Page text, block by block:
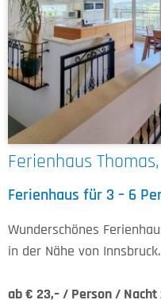
Ferienhaus
Ferienhaus für 3 – 6
Wunderschönes
in der Nähe von Innsbruck.
ab € 23,– / Person / Nacht